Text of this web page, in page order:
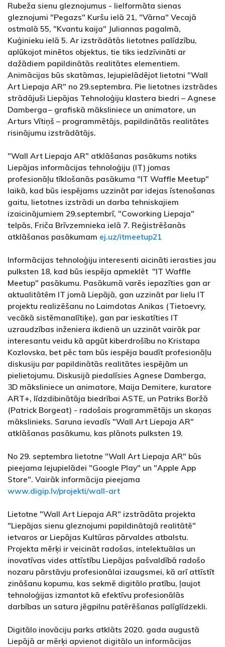
Rubeža sienu gleznojumus - lielformāta sienas
gleznojumi "Pegazs" Kuršu ielā 21, "Vārna" Vecajā
ostmalā 55, "Kvantu kaija" Juliannas pagalmā,
Kuģinieku ielā 5. Ar izstrādātās lietotnes palīdzību,
aplūkojot minētos objektus, tie tiks iedzīvināti ar
dažādiem papildinātās realitātes elementiem.
Animācijas būs skatāmas, lejupielādējot lietotni "Wall
Art Liepaja AR" no 29.septembra. Pie lietotnes izstrādes
strādājuši Liepājas Tehnoloģiju klastera biedri – Agnese
Damberga – grafiskā māksliniece un animatore, un
Arturs Vītiņš – programmētājs, papildinātās realitātes
risinājumu izstrādātājs.
"Wall Art Liepaja AR" atklāšanas pasākums notiks
Liepājas informācijas tehnoloģiju (IT) jomas
profesionāļu tīklošanās pasākuma "IT Waffle Meetup"
laikā, kad būs iespējams uzzināt par idejas īstenošanas
gaitu, lietotnes izstrādi un darba tehniskajiem
izaicinājumiem 29.septembrī, "Coworking Liepaja"
telpās, Friča Brīvzemnieka ielā 7. Reģistrēšanās
atklāšanas pasākumam ej.uz/itmeetup21
Informācijas tehnoloģiju interesenti aicināti ierasties jau
pulksten 18, kad būs iespēja apmeklēt "IT Waffle
Meetup" pasākumu. Pasākumā varēs iepazīties gan ar
aktualitātēm IT jomā Liepājā, gan uzzināt par lielu IT
projektu realizēšanu no Laimdotas Anikas (Tietoevry,
vecākā sistēmanalītiķe), gan par ieskatīties IT
uzraudzības inženiera ikdienā un uzzināt vairāk par
interesantu veidu kā apgūt kiberdrošību no Kristapa
Kozlovska, bet pēc tam būs iespēja baudīt profesionāļu
diskusiju par papildinātās realitātes iespējām un
pielietojumu. Diskusijā piedalīsies Agnese Damberga,
3D māksliniece un animatore, Maija Demitere, kuratore
ART+, līdzdibinātāja biedrībai ASTE, un Patriks Boržā
(Patrick Borgeat) - radošais programmētājs un skaņas
mākslinieks. Saruna ievadīs "Wall Art Liepaja AR"
atklāšanas pasākumu, kas plānots pulksten 19.
No 29. septembra lietotne "Wall Art Liepaja AR" būs
pieejama lejupielādei "Google Play" un "Apple App
Store". Vairāk informācija pieejama
www.digip.lv/projekti/wall-art
Lietotne "Wall Art Liepaja AR" izstrādāta projekta
"Liepājas sienu gleznojumi papildinātajā realitātē"
ietvaros ar Liepājas Kultūras pārvaldes atbalstu.
Projekta mērķi ir veicināt radošas, intelektuālas un
inovatīvas vides attīstību Liepājas pašvaldībā radošo
nozaru pārstāvju profesionālai izaugsmei, kā arī attīstīt
zināšanu kopumu, kas sekmē digitālo pratību, ļaujot
tehnoloģijas izmantot kā efektīvu profesionālās
darbības un satura jēgpilnu patērēšanas palīglīdzekli.
Digitālo inovāciju parks atklāts 2020. gada augustā
Liepājā ar mērķi apvienot digitālo un informācijas